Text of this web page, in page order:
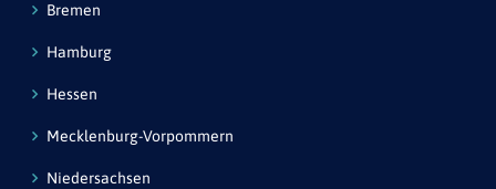
Bremen
Hamburg
Hessen
Mecklenburg-Vorpommern
Niedersachsen